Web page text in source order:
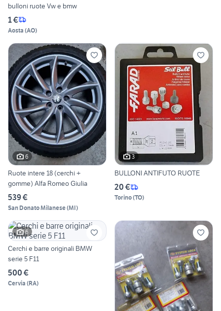
bulloni ruote Vw e bmw
1 €
Aosta (AO)
6
Ruote intere 18 (cerchi +
gomme) Alfa Romeo Giulia
539 €
San Donato Milanese(MI)
3
BULLONI ANTIFUTO RUOTE
20 €
Torino(TO)
6
Cerchi e barre originali BMW
serie 5 F11
500 €
Cervia (RA)